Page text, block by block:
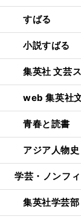
すばる
小説すばる
集英社 文芸
web 集英社
青春と読書
アジア人物史
学芸・ノンフ
集英社学芸